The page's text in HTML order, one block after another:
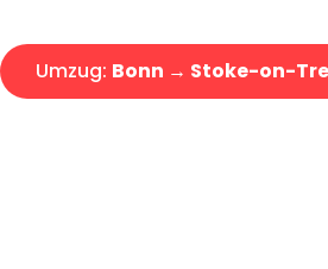
Umzug: Bonn → Stoke-on-